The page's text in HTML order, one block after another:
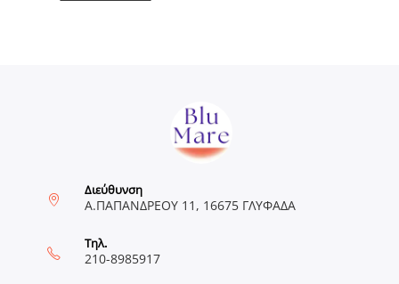
Διεύθυνση
Α.ΠΑΠΑΝΔΡΕΟΥ 11, 16675 ΓΛΥΦΑΔΑ
Τηλ.
210-8985917